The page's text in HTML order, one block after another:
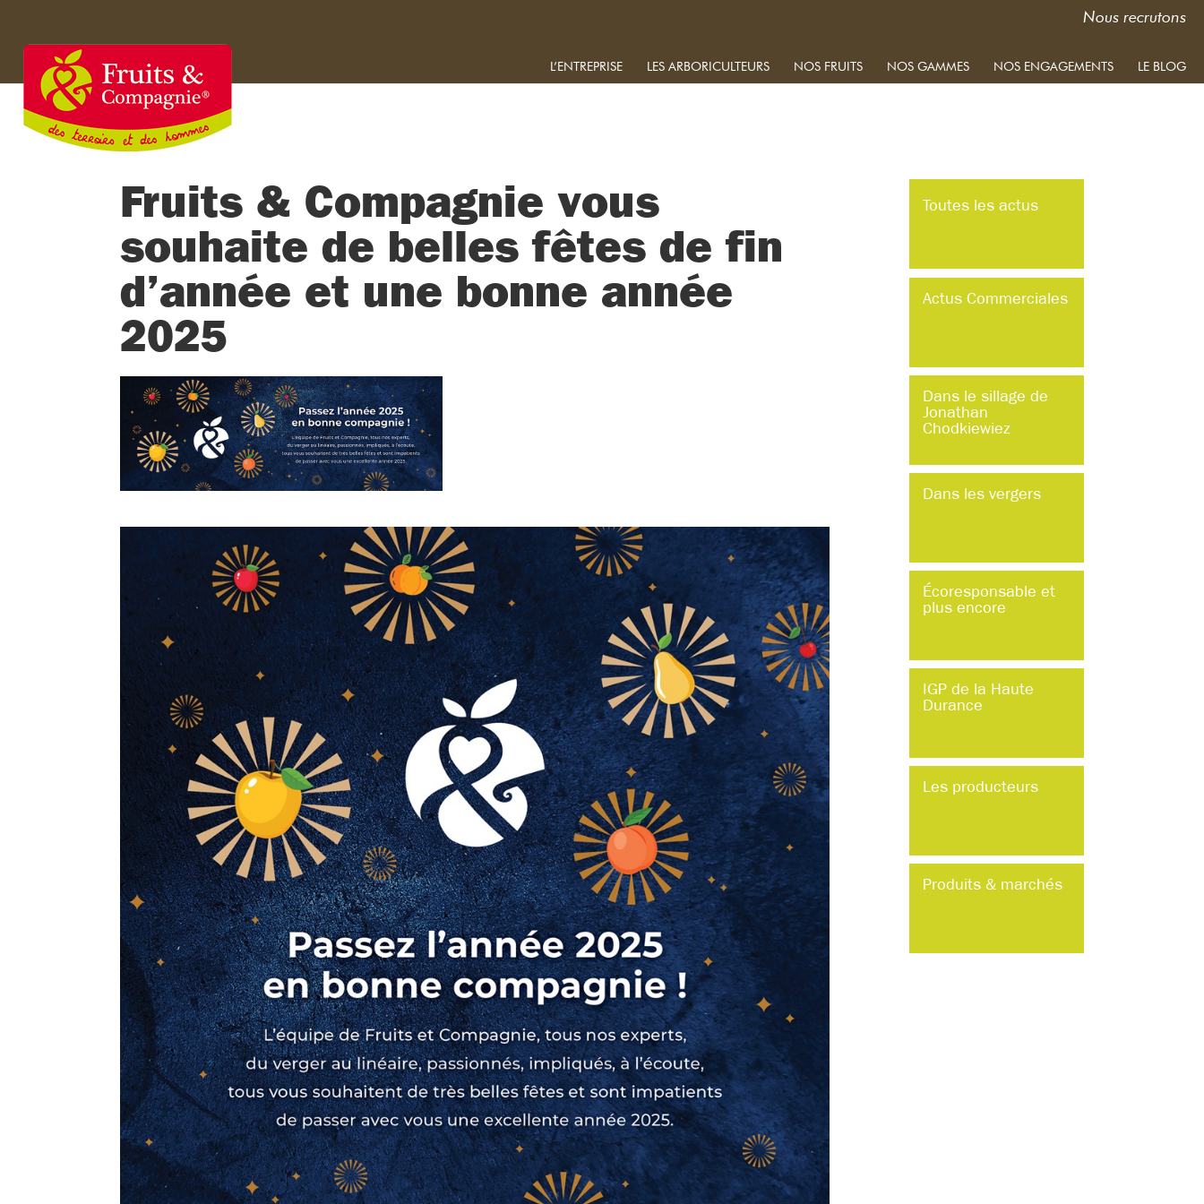
Nous recrutons
L’ENTREPRISE LES ARBORICULTEURS NOS FRUITS NOS GAMMES NOS ENGAGEMENTS LE BLOG
Fruits & Compagnie vous
souhaite de belles fêtes de fin
d’année et une bonne année
2025
Toutes les actus
Actus Commerciales
Dans le sillage de
Jonathan
Chodkiewiez
Dans les vergers
Écoresponsable et
plus encore
IGP de la Haute
Durance
Les producteurs
Produits & marchés